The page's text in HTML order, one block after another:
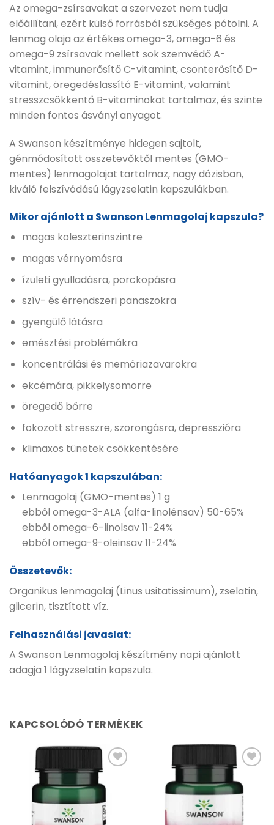
Az omega-zsírsavakat a szervezet nem tudja
előállítani, ezért külső forrásból szükséges pótolni. A
lenmag olaja az értékes omega-3, omega-6 és
omega-9 zsírsavak mellett sok szemvédő A-
vitamint, immunerősítő C-vitamint, csonterősítő D-
vitamint, öregedéslassító E-vitamint, valamint
stresszcsökkentő B-vitaminokat tartalmaz, és szinte
minden fontos ásványi anyagot.
A Swanson készítménye hidegen sajtolt,
génmódosított összetevőktől mentes (GMO-
mentes) lenmagolajat tartalmaz, nagy dózisban,
kiváló felszívódású lágyzselatin kapszulákban.
Mikor ajánlott a Swanson Lenmagolaj kapszula?
magas koleszterinszintre
magas vérnyomásra
ízületi gyulladásra, porckopásra
szív- és érrendszeri panaszokra
gyengülő látásra
emésztési problémákra
koncentrálási és memóriazavarokra
ekcémára, pikkelysömörre
öregedő bőrre
fokozott stresszre, szorongásra, depresszióra
klimaxos tünetek csökkentésére
Hatóanyagok 1 kapszulában:
Lenmagolaj (GMO-mentes) 1 g
ebből omega-3-ALA (alfa-linolénsav) 50-65%
ebből omega-6-linolsav 11-24%
ebból omega-9-oleinsav 11-24%
Összetevők:
Organikus lenmagolaj (Linus usitatissimum), zselatin,
glicerin, tisztított víz.
Felhasználási javaslat:
A Swanson Lenmagolaj készítmény napi ajánlott
adagja 1 lágyzselatin kapszula.
KAPCSOLÓDÓ TERMÉKEK
Kívánságlistához
adás
adás